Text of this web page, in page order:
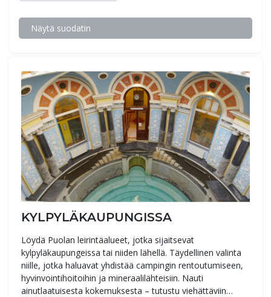
Näytä suodatin
KYLPYLÄKAUPUNGISSA
Löydä Puolan leirintäalueet, jotka sijaitsevat
kylpyläkaupungeissa tai niiden lähellä. Täydellinen valinta
niille, jotka haluavat yhdistää campingin rentoutumiseen,
hyvinvointihoitoihin ja mineraalilähteisiin. Nauti
ainutlaatuisesta kokemuksesta – tutustu viehättäviin…